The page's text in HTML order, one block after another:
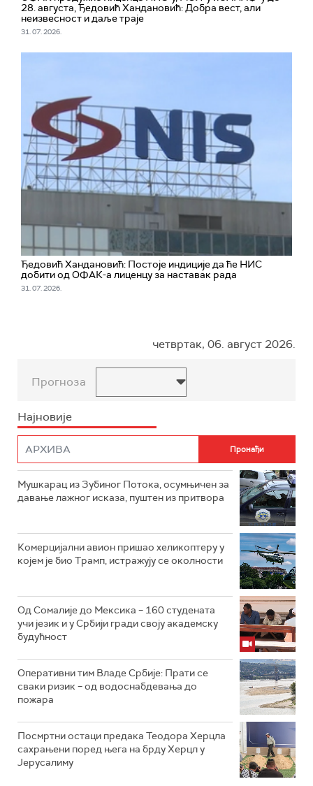
28. августа, Ђедовић Хандановић: Добра вест, али
неизвесност и даље траје
31. 07. 2026.
Ђедовић Хандановић: Постоје индиције да ће НИС
добити од ОФАК-а лиценцу за наставак рада
31. 07. 2026.
четвртак, 06. август 2026.
Прогноза
Најновије
Мушкарац из Зубиног Потока, осумњичен за
давање лажног исказа, пуштен из притвора
Комерцијални авион пришао хеликоптеру у
којем је био Трамп, истражују се околности
Од Сомалије до Мексика – 160 студената
учи језик и у Србији гради своју академску
будућност
Оперативни тим Владе Србије: Прати се
сваки ризик – од водоснабдевања до
пожара
Посмртни остаци предака Теодора Херцла
сахрањени поред њега на брду Херцл у
Јерусалиму